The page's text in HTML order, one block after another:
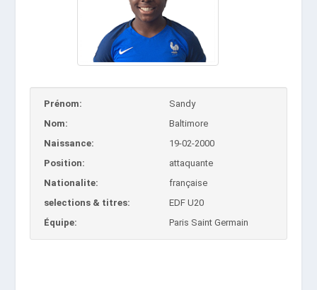
Prénom:
Sandy
Nom:
Baltimore
Naissance:
19-02-2000
Position:
attaquante
Nationalite:
française
selections & titres:
EDF U20
Équipe:
Paris Saint Germain